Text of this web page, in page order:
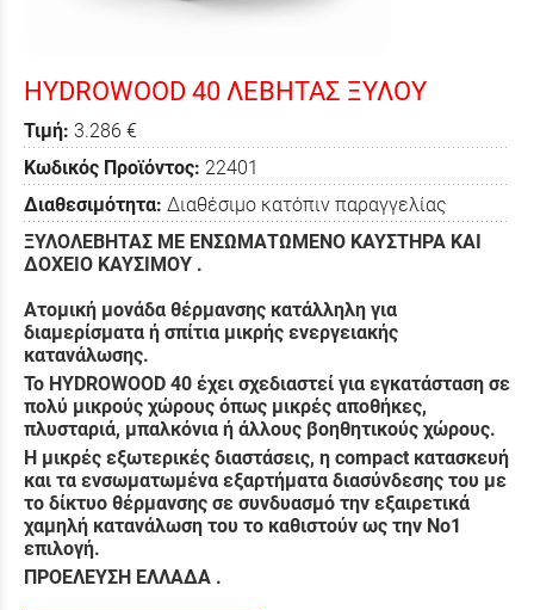
HYDROWOOD 40 ΛΕΒΗΤΑΣ ΞΥΛΟΥ
Τιμή: 3.286 €
Κωδικός Προϊόντος: 22401
Διαθεσιμότητα: Διαθέσιμο κατόπιν παραγγελίας
ΞΥΛΟΛΕΒΗΤΑΣ ΜΕ ΕΝΣΩΜΑΤΩΜΕΝΟ ΚΑΥΣΤΗΡΑ ΚΑΙ
ΔΟΧΕΙΟ ΚΑΥΣΙΜΟΥ .
Ατομική μονάδα θέρμανσης κατάλληλη για
διαμερίσματα ή σπίτια μικρής ενεργειακής
κατανάλωσης.
Το HYDROWOOD 40 έχει σχεδιαστεί για εγκατάσταση σε
πολύ μικρούς χώρους όπως μικρές αποθήκες,
πλυσταριά, μπαλκόνια ή άλλους βοηθητικούς χώρους.
Η μικρές εξωτερικές διαστάσεις, η compact κατασκευή
και τα ενσωματωμένα εξαρτήματα διασύνδεσης του με
το δίκτυο θέρμανσης σε συνδυασμό την εξαιρετικά
χαμηλή κατανάλωση του το καθιστούν ως την Νο1
επιλογή.
ΠΡΟΕΛΕΥΣΗ ΕΛΛΑΔΑ .